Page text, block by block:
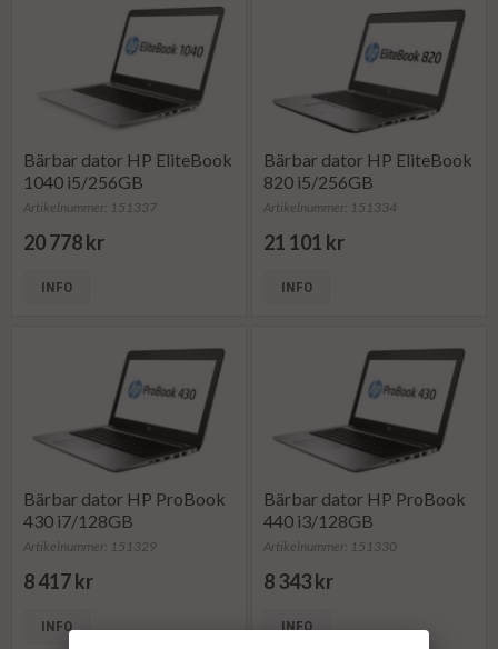
Bärbar dator HP EliteBook
1040 i5/256GB
Artikelnummer: 151337
20 778 kr
INFO
Bärbar dator HP EliteBook
820 i5/256GB
Artikelnummer: 151334
21 101 kr
INFO
Bärbar dator HP ProBook
430 i7/128GB
Artikelnummer: 151329
8 417 kr
INFO
Bärbar dator HP ProBook
440 i3/128GB
Artikelnummer: 151330
8 343 kr
INFO